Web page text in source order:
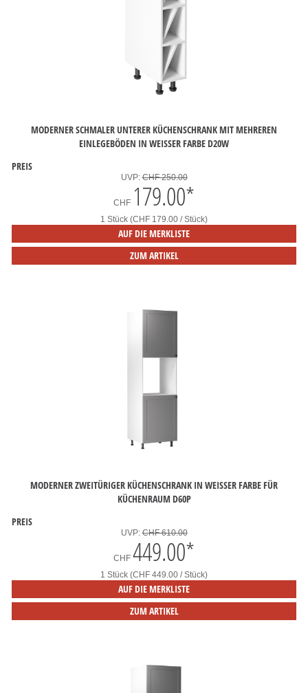
MODERNER SCHMALER UNTERER KÜCHENSCHRANK MIT MEHREREN
EINLEGEBÖDEN IN WEISSER FARBE D20W
PREIS
UVP:CHF 250.00
CHF 179.00*
1 Stück (CHF 179.00 / Stück)
AUF DIE MERKLISTE
ZUM ARTIKEL
MODERNER ZWEITÜRIGER KÜCHENSCHRANK IN WEISSER FARBE FÜR
KÜCHENRAUM D60P
PREIS
UVP:CHF 610.00
CHF 449.00*
1 Stück (CHF 449.00 / Stück)
AUF DIE MERKLISTE
ZUM ARTIKEL